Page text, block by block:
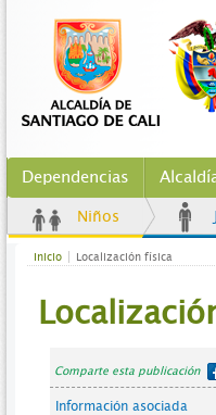
Dependencias
Niños
Inicio Localización física
Comparte esta publicación
Información asociada